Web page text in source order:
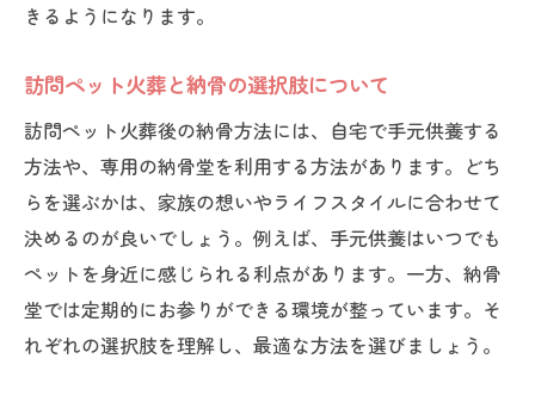
きるようになります。
訪問ペット火葬と納骨の選択肢について
訪問ペット火葬後の納骨方法には、自宅で手元供養する
方法や、専用の納骨堂を利用する方法があります。どち
らを選ぶかは、家族の想いやライフスタイルに合わせて
決めるのが良いでしょう。例えば、手元供養はいつでも
ペットを身近に感じられる利点があります。一方、納骨
堂では定期的にお参りができる環境が整っています。そ
れぞれの選択肢を理解し、最適な方法を選びましょう。